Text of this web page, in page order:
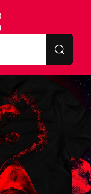
Escola do Perpétuo -